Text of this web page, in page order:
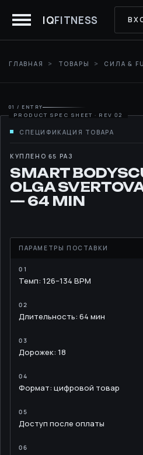
IQFITNESS
ГЛАВНАЯ ТОВАРЫ СИЛА &
01 / ENTRY
КУПЛЕНО 65 РАЗ
SMART
OLGA
— 64 MIN
Темп: 126–134 BPM
Длительность: 64 мин
Дорожек: 18
Формат: цифровой товар
Доступ после оплаты